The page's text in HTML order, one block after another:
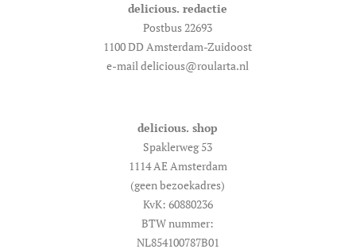
delicious. redactie
Postbus 22693
1100 DD Amsterdam-Zuidoost
e-mail delicious@roularta.nl
delicious. shop
Spaklerweg 53
1114 AE Amsterdam
(geen bezoekadres)
KvK: 60880236
BTW nummer:
NL854100787B01